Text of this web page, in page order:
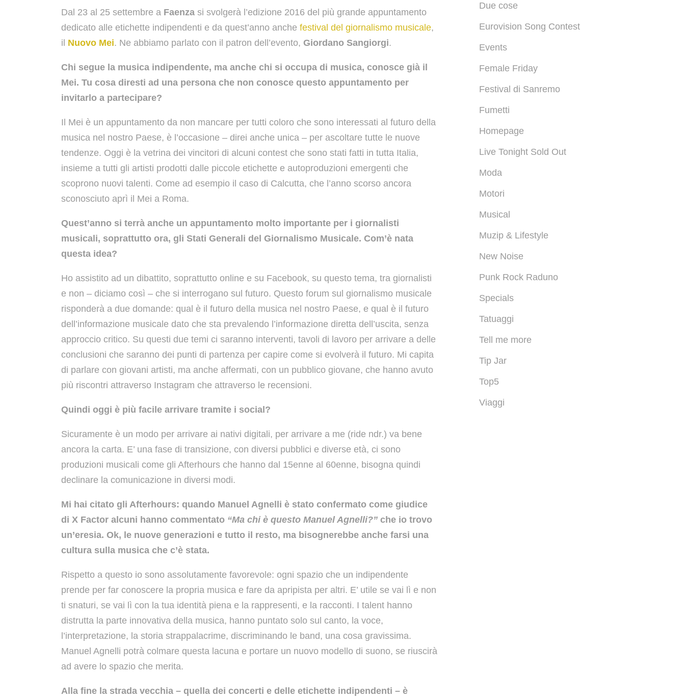
Dal 23 al 25 settembre a Faenza si svolgerà l’edizione 2016 del più grande appuntamento
dedicato alle etichette indipendenti e da quest’anno anchefestival del giornalismo musicale,
il Nuovo Mei. Ne abbiamo parlato con il patron dell’evento,Giordano Sangiorgi.
Chi segue la musica indipendente, ma anche chi si occupa di musica, conosce già il
Mei. Tu cosa diresti ad una persona che non conosce questo appuntamento per
invitarlo a partecipare?
Il Mei è un appuntamento da non mancare per tutti coloro che sono interessati al futuro della
musica nel nostro Paese, è l’occasione – direi anche unica – per ascoltare tutte le nuove
tendenze. Oggi è la vetrina dei vincitori di alcuni contest che sono stati fatti in tutta Italia,
insieme a tutti gli artisti prodotti dalle piccole etichette e autoproduzioni emergenti che
scoprono nuovi talenti. Come ad esempio il caso di Calcutta, che l’anno scorso ancora
sconosciuto aprì il Mei a Roma.
Quest’anno si terrà anche un appuntamento molto importante per i giornalisti
musicali, soprattutto ora, gli Stati Generali del Giornalismo Musicale. Com’è nata
questa idea?
Ho assistito ad un dibattito, soprattutto online e su Facebook, su questo tema, tra giornalisti
e non – diciamo così – che si interrogano sul futuro. Questo forum sul giornalismo musicale
risponderà a due domande: qual è il futuro della musica nel nostro Paese, e qual è il futuro
dell’informazione musicale dato che sta prevalendo l’informazione diretta dell’uscita, senza
approccio critico. Su questi due temi ci saranno interventi, tavoli di lavoro per arrivare a delle
conclusioni che saranno dei punti di partenza per capire come si evolverà il futuro. Mi capita
di parlare con giovani artisti, ma anche affermati, con un pubblico giovane, che hanno avuto
più riscontri attraverso Instagram che attraverso le recensioni.
Quindi oggi è più facile arrivare tramite i social?
Sicuramente è un modo per arrivare ai nativi digitali, per arrivare a me (ride ndr.) va bene
ancora la carta. E’ una fase di transizione, con diversi pubblici e diverse età, ci sono
produzioni musicali come gli Afterhours che hanno dal 15enne al 60enne, bisogna quindi
declinare la comunicazione in diversi modi.
Mi hai citato gli Afterhours: quando Manuel Agnelli è stato confermato come giudice
di X Factor alcuni hanno commentato “Ma chi è questo Manuel Agnelli?” che io trovo
un’eresia. Ok, le nuove generazioni e tutto il resto, ma bisognerebbe anche farsi una
cultura sulla musica che c’è stata.
Rispetto a questo io sono assolutamente favorevole: ogni spazio che un indipendente
prende per far conoscere la propria musica e fare da apripista per altri. E’ utile se vai lì e non
ti snaturi, se vai lì con la tua identità piena e la rappresenti, e la racconti. I talent hanno
distrutta la parte innovativa della musica, hanno puntato solo sul canto, la voce,
l’interpretazione, la storia strappalacrime, discriminando le band, una cosa gravissima.
Manuel Agnelli potrà colmare questa lacuna e portare un nuovo modello di suono, se riuscirà
ad avere lo spazio che merita.
Alla fine la strada vecchia – quella dei concerti e delle etichette indipendenti – è
Due cose
Eurovision Song Contest
Events
Female Friday
Festival di Sanremo
Fumetti
Homepage
Live Tonight Sold Out
Moda
Motori
Musical
Muzip & Lifestyle
New Noise
Punk Rock Raduno
Specials
Tatuaggi
Tell me more
Tip Jar
Top5
Viaggi